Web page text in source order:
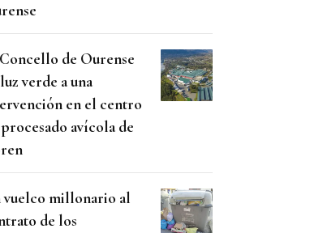
de Ourense
verde a una
en el centro
avícola de
vuelco millonario al
de los